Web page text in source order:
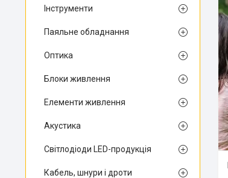
Інструменти
Паяльне обладнання
Оптика
Блоки живлення
Елементи живлення
Акустика
Світлодіоди LED-продукція
Кабель, шнури і дроти